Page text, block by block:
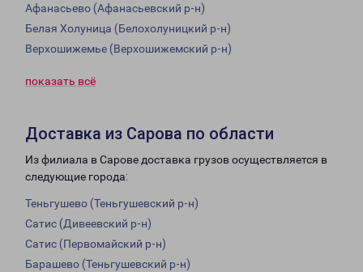
Афанасьево (Афанасьевский р-н)
Белая Холуница (Белохолуницкий р-н)
Верхошижемье (Верхошижемский р-н)
показать всё
Доставка из Сарова по области
Из филиала в Сарове доставка грузов осуществляется в
следующие города:
Теньгушево (Теньгушевский р-н)
Сатис (Дивеевский р-н)
Сатис (Первомайский р-н)
Барашево (Теньгушевский р-н)